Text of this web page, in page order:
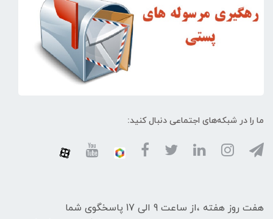
ما را در شبکه‌های اجتماعی دنبال کنید:
هفت روز هفته ،از ساعت 9 الی 17 پاسخگوی شما